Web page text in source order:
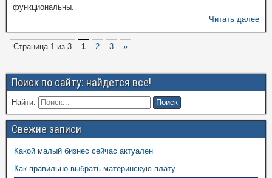
функциональны.
Читать далее
Страница 1 из 3 1 2 3 »
Поиск по сайту: найдется все!
Найти:
Свежие записи
Какой малый бизнес сейчас актуален
Как правильно выбрать материнскую плату